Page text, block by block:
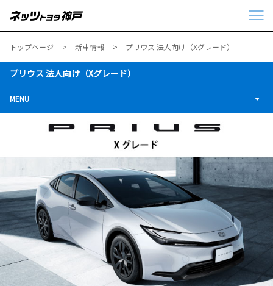
トップページ 新車情報 プリウス 法人向け（Xグレード）
プリウス 法人向け（Xグレード）
MENU